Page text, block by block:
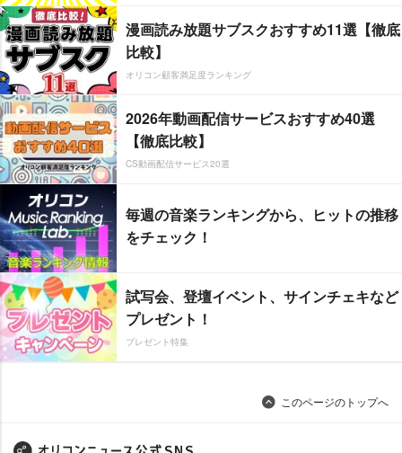
漫画読み放題サブスクおすすめ11選【徹底
比較】
オリコン顧客満足度ランキング
2026年動画配信サービスおすすめ40選
【徹底比較】
CS動画配信サービス20選
毎週の音楽ランキングから、ヒットの推移
をチェック！
試写会、登壇イベント、サインチェキなど
プレゼント！
プレゼント特集
このページのトップへ